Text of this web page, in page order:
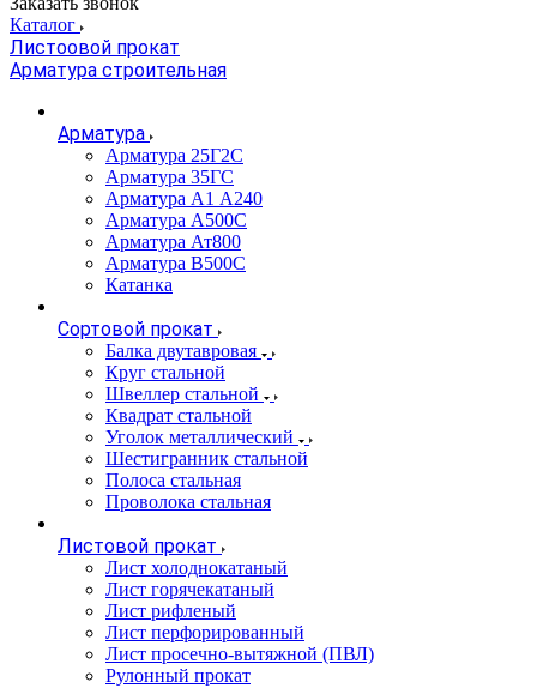
Каталог
Листоовой прокат
Арматура строительная
Арматура
Арматура 25Г2С
Арматура 35ГС
Арматура А1 А240
Арматура А500С
Арматура Ат800
Арматура В500С
Катанка
Сортовой прокат
Балка двутавровая
Круг стальной
Швеллер стальной
Квадрат стальной
Уголок металлический
Шестигранник стальной
Полоса стальная
Проволока стальная
Листовой прокат
Лист холоднокатаный
Лист горячекатаный
Лист рифленый
Лист перфорированный
Лист просечно-вытяжной (ПВЛ)
Рулонный прокат